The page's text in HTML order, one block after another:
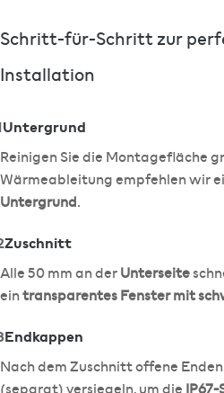
Schritt-für-Schritt zur
Installation
Untergrund
Reinigen Sie die Montagefläche
Wärmeableitung empfehlen wir
Untergrund.
Zuschnitt
Alle 50 mm an derUnterseite
eintransparentes Fenster mit
Endkappen
Nach dem Zuschnitt offene